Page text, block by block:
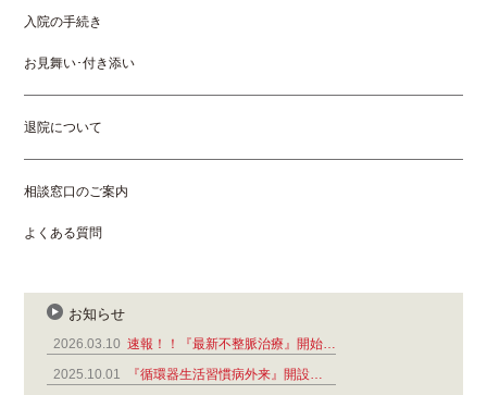
入院の手続き
お見舞い･付き添い
退院について
相談窓口のご案内
よくある質問
お知らせ
2026.03.10 速報！！『最新不整脈治療』開始…
2025.10.01
『循環器生活習慣病外来』開設…